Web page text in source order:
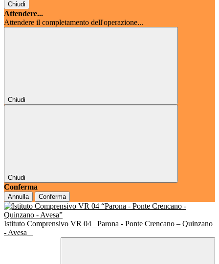
Chiudi
Attendere...
Attendere il completamento dell'operazione...
Chiudi
Chiudi
Conferma
Annulla Conferma
Istituto Comprensivo VR 04
Parona - Ponte Crencano – Quinzano
- Avesa